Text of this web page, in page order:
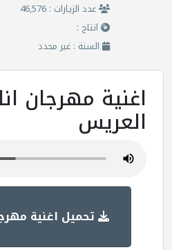
عدد الزيارات : 46,576
انتاج :
السنة : غير محدد
اغنية مهرجان انا
العريس
تحميل اغنية